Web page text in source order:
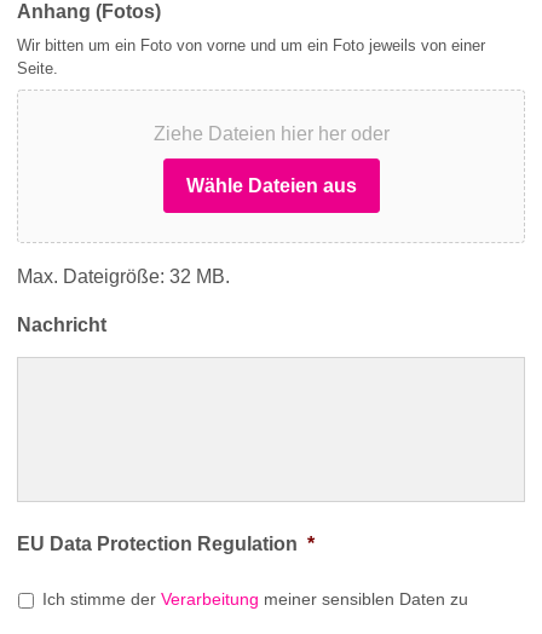
Anhang (Fotos)
Wir bitten um ein Foto von vorne und um ein Foto jeweils von einer
Seite.
Ziehe Dateien hier her oder
Wähle Dateien aus
Max. Dateigröße: 32 MB.
Nachricht
EU Data Protection Regulation *
Ich stimme der Verarbeitung meiner sensiblen Daten zu